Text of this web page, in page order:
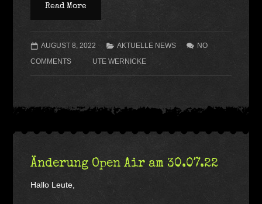
Read More
AUGUST 8, 2022 AKTUELLE NEWS
NO
COMMENTS
UTE WERNICKE
Änderung Open Air am 30.07.22
Hallo Leute,